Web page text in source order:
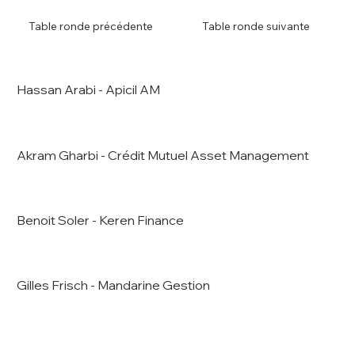
Table ronde suivante
Table ronde précédente
Hassan Arabi - Apicil AM
Akram Gharbi - Crédit Mutuel Asset Management
Benoit Soler - Keren Finance
Gilles Frisch - Mandarine Gestion